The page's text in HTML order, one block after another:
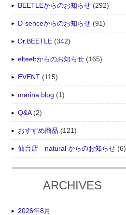
BEETLEからのお知らせ (292)
D-senceからのお知らせ (91)
Dr.BEETLE (342)
elteebからのお知らせ (165)
EVENT (115)
marina blog (1)
Q&A(2)
おすすめ商品 (121)
仙台店 natural からのお知らせ (6)
ARCHIVES
2026年8月